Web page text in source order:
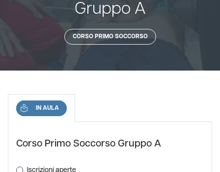
Gruppo A
CORSO PRIMO SOCCORSO
IN AULA
Corso Primo Soccorso Gruppo A
Iscrizioni aperte